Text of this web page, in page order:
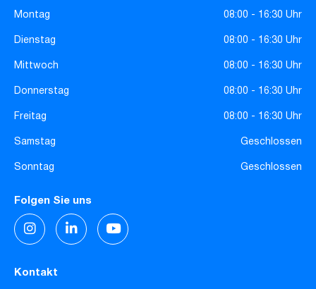
Montag
08:00 - 16:30 Uhr
Dienstag
08:00 - 16:30 Uhr
Mittwoch
08:00 - 16:30 Uhr
Donnerstag
08:00 - 16:30 Uhr
Freitag
08:00 - 16:30 Uhr
Samstag
Geschlossen
Sonntag
Geschlossen
Folgen Sie uns
Kontakt